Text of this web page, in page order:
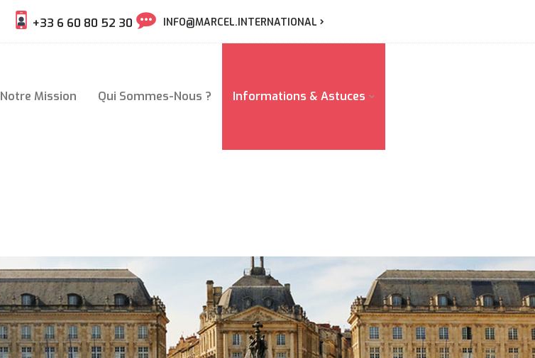
+33 6 60 80 52 30 INFO@MARCEL.INTERNATIONAL
Notre Mission Qui Sommes-Nous ? Informations & Astuces